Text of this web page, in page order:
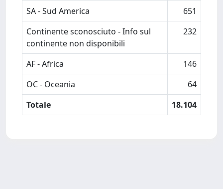
SA - Sud America
651
Continente sconosciuto - Info sul
continente non disponibili
232
AF - Africa
146
OC - Oceania
64
Totale
18.104